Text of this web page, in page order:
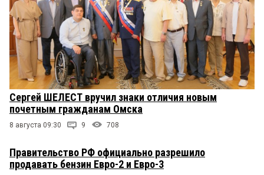
Сергей ШЕЛЕСТ вручил знаки отличия новым
почетным гражданам Омска
8 августа 09:30 9 708
Правительство РФ официально разрешило
продавать бензин Евро-2 и Евро-3